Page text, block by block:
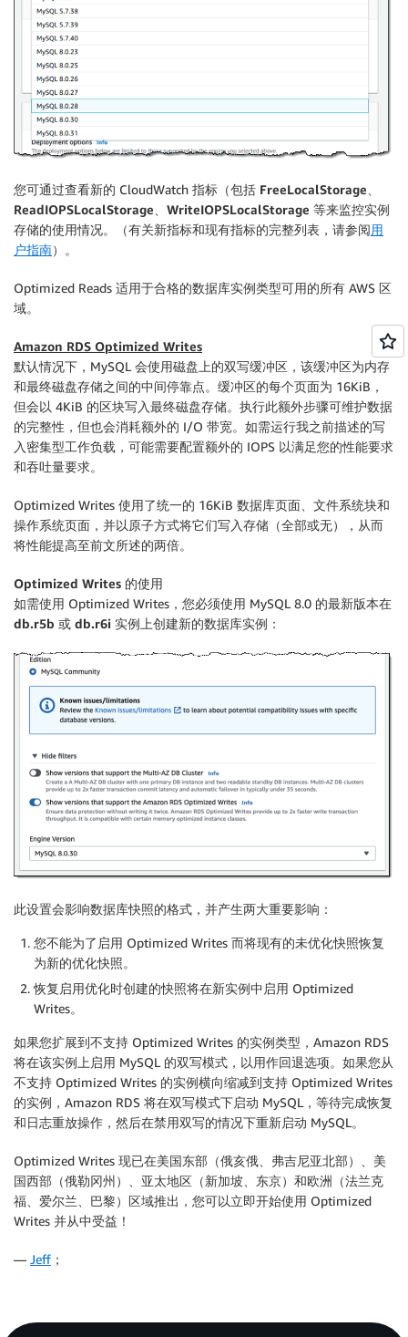
您可通过查看新的 CloudWatch 指标（包括 FreeLocalStorage、
ReadIOPSLocalStorage、 WriteIOPSLocalStorage 等来监控实例
存储的使用情况。（有关新指标和现有指标的完整列表，请参阅用
户指南）。
Optimized Reads 适用于合格的数据库实例类型可用的所有 AWS 区
域。
Amazon RDS Optimized Writes
默认情况下，MySQL 会使用磁盘上的双写缓冲区，该缓冲区为内存
和最终磁盘存储之间的中间停靠点。缓冲区的每个页面为 16KiB，
但会以 4KiB 的区块写入最终磁盘存储。执行此额外步骤可维护数据
的完整性，但也会消耗额外的 I/O 带宽。如需运行我之前描述的写
入密集型工作负载，可能需要配置额外的 IOPS 以满足您的性能要求
和吞吐量要求。
Optimized Writes 使用了统一的 16KiB 数据库页面、文件系统块和
操作系统页面，并以原子方式将它们写入存储（全部或无），从而
将性能提高至前文所述的两倍。
Optimized Writes 的使用
如需使用 Optimized Writes，您必须使用 MySQL 8.0 的最新版本在
db.r5b 或 db.r6i 实例上创建新的数据库实例：
此设置会影响数据库快照的格式，并产生两大重要影响：
您不能为了启用 Optimized Writes 而将现有的未优化快照恢复
为新的优化快照。
恢复启用优化时创建的快照将在新实例中启用 Optimized
Writes。
如果您扩展到不支持 Optimized Writes 的实例类型，Amazon RDS
将在该实例上启用 MySQL 的双写模式，以用作回退选项。如果您从
不支持 Optimized Writes 的实例横向缩减到支持 Optimized Writes
的实例，Amazon RDS 将在双写模式下启动 MySQL，等待完成恢复
和日志重放操作，然后在禁用双写的情况下重新启动 MySQL。
Optimized Writes 现已在美国东部（俄亥俄、弗吉尼亚北部）、美
国西部（俄勒冈州）、亚太地区（新加坡、东京）和欧洲（法兰克
福、爱尔兰、巴黎）区域推出，您可以立即开始使用 Optimized
Writes 并从中受益！
— Jeff ；